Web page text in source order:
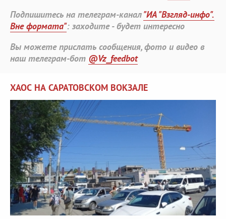
Подпишитесь на телеграм-канал"ИА "Взгляд-инфо".
Вне формата": заходите - будет интересно
Вы можете прислать сообщения, фото и видео в
наш телеграм-бот @Vz_feedbot
ХАОС НА САРАТОВСКОМ ВОКЗАЛЕ